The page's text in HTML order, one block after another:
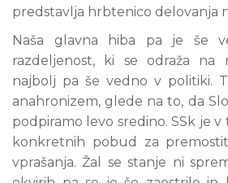
predstavlja hrbtenico delovanja
Naša glavna hiba pa je še
razdeljenost, ki se odraža na
najbolj pa še vedno v politiki.
anahronizem, glede na to, da
podpiramo levo sredino. SSk je
konkretnih pobud za
vprašanja. Žal se stanje ni